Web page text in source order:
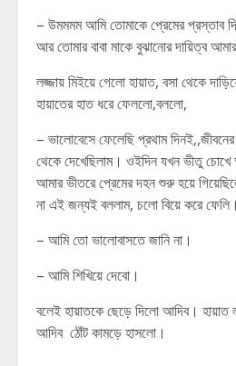
– উমমমম আমি তোমাকে প্রেমের প্রস্তাব
আর তোমার বাবা মাকে বুঝানোর দায়িত্ব
লজ্জায় মিইয়ে গেলো হায়াত, বসা থেকে
হায়াতের হাত ধরে ফেললো,বললো,
– ভালোবেসে ফেলেছি প্রথাম
থেকে দেখেছিলাম। ওইদিন যখন ভীতু
আমার ভীতরে প্রেমের দহন শুরু হয়ে
না এই জন্যই বললাম, চলো বিয়ে করে ফেলি।
– আমি তো ভালোবাসতে জানি না।
– আমি শিখিয়ে দেবো।
বলেই হায়াতকে ছেড়ে দিলো আদিব।
আদিব ঠোঁট কামড়ে হাসলো।